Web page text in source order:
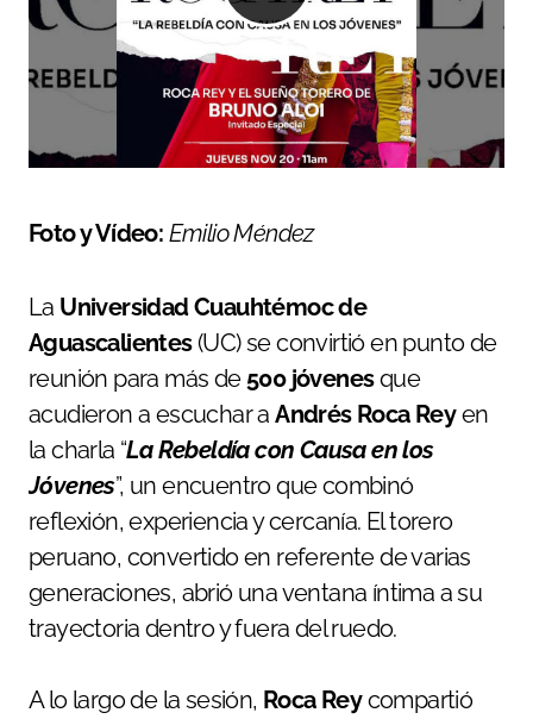
Foto y Vídeo: Emilio Méndez
La Universidad Cuauhtémoc de
Aguascalientes(UC) se convirtió en punto de
reunión para más de 500 jóvenesque
acudieron a escuchar aAndrés Roca Reyen
la charla “La Rebeldía con Causa en los
Jóvenes”, un encuentro que combinó
reflexión, experiencia y cercanía. El torero
peruano, convertido en referente de varias
generaciones, abrió una ventana íntima a su
trayectoria dentro y fuera del ruedo.
A lo largo de la sesión, Roca Reycompartió